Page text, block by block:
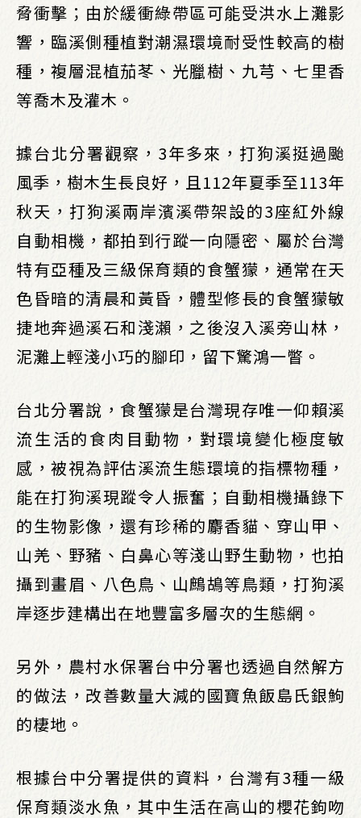
脅衝擊；由於緩衝綠帶區可能受洪水上灘影
響，臨溪側種植對潮濕環境耐受性較高的樹
種，複層混植茄苳、光臘樹、九芎、七里香
等喬木及灌木。
據台北分署觀察，3年多來，打狗溪挺過颱
風季，樹木生長良好，且112年夏季至113年
秋天，打狗溪兩岸濱溪帶架設的3座紅外線
自動相機，都拍到行蹤一向隱密、屬於台灣
特有亞種及三級保育類的食蟹獴，通常在天
色昏暗的清晨和黃昏，體型修長的食蟹獴敏
捷地奔過溪石和淺瀨，之後沒入溪旁山林，
泥灘上輕淺小巧的腳印，留下驚鴻一瞥。
台北分署說，食蟹獴是台灣現存唯一仰賴溪
流生活的食肉目動物，對環境變化極度敏
感，被視為評估溪流生態環境的指標物種，
能在打狗溪現蹤令人振奮；自動相機攝錄下
的生物影像，還有珍稀的麝香貓、穿山甲、
山羌、野豬、白鼻心等淺山野生動物，也拍
攝到畫眉、八色鳥、山鷓鴣等鳥類，打狗溪
岸逐步建構出在地豐富多層次的生態網。
另外，農村水保署台中分署也透過自然解方
的做法，改善數量大減的國寶魚飯島氏銀鮈
的棲地。
根據台中分署提供的資料，台灣有3種一級
保育類淡水魚，其中生活在高山的櫻花鉤吻